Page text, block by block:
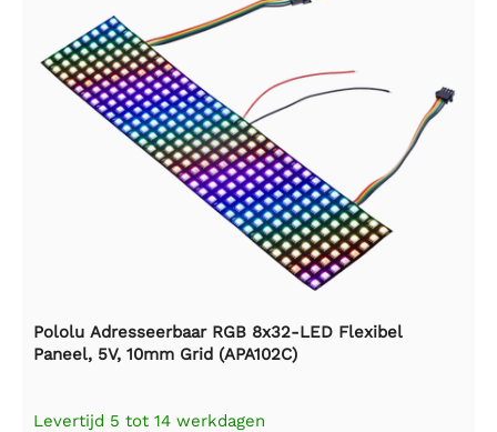
Pololu Adresseerbaar RGB 8x32-LED Flexibel
Paneel, 5V, 10mm Grid (APA102C)
Levertijd 5 tot 14 werkdagen